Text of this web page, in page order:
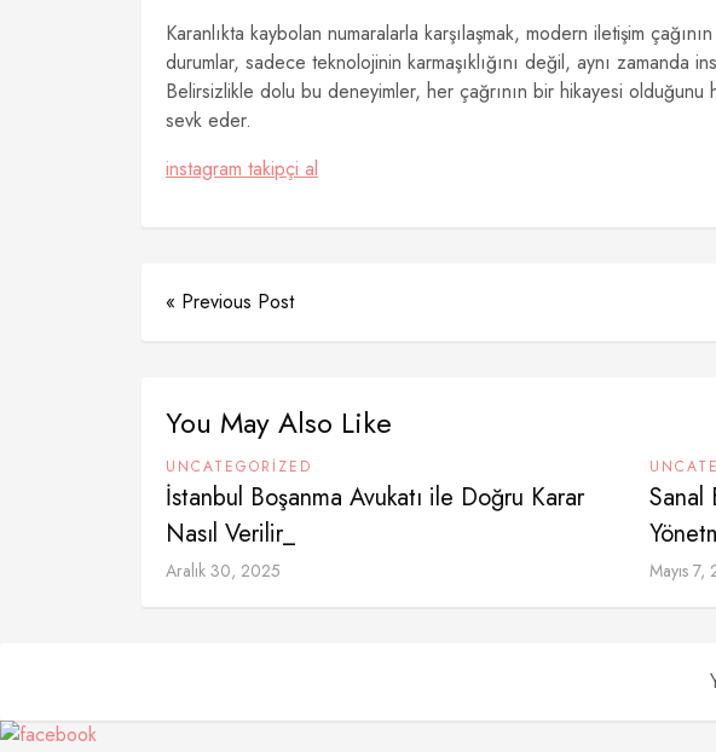
Karanlıkta kaybolan numaralarla karşılaşmak, modern iletişim
durumlar, sadece teknolojinin karmaşıklığını değil, aynı zamanda
Belirsizlikle dolu bu deneyimler, her çağrının bir hikayesi
sevk eder.
instagram takipçi al
« Previous Post
You May Also Like
UNCATEGORIZED
İstanbul Boşanma Avukatı ile Doğru Karar
Nasıl Verilir_
Aralık 30, 2025
Sanal
Mayıs 7,